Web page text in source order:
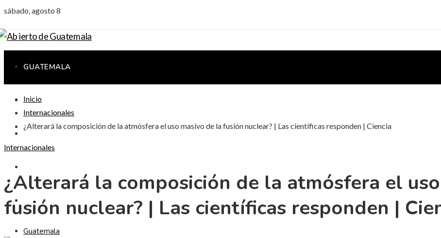
sábado, agosto 8
GUATEMALA
CIENCIA Y TECNOLOGÍA
INVERSIONES Y NEGOCIOS
Guatemala
Inicio
Internacionales
¿Alterará la composición de la atmósfera el uso masivo de la fusión nuclear? | Las científicas responden | Ciencia
Internacionales
¿Alterará la composición de la atmósfera el
fusión nuclear? | Las científicas responden |